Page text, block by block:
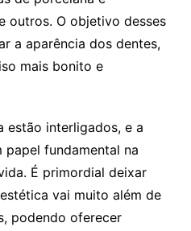
outros. O objetivo desses
a aparência dos dentes,
mais bonito e
estão interligados, e a
fundamental na
É primordial deixar
vai muito além de
podendo oferecer